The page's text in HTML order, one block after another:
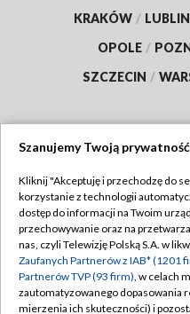
KRAKÓW / LUBLIN
OPOLE /
SZCZECIN /
Abonament TVP
Emisja w TVP
Centrum informacji TVP
Szanujemy Twoją prywatność
Kliknij "Akceptuję i przechodzę do
korzystanie z technologii
dostęp do informacji na Twoim
przechowywanie oraz na
nas, czyli Telewizję Polską S.A. w
Zaufanych Partnerów z IAB* (1201
Partnerów TVP (93 firm), w celach
zautomatyzowanego dopasowania
mierzenia ich skuteczności) i